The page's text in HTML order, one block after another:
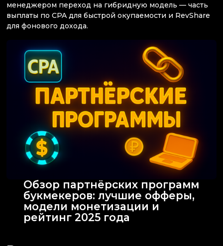
менеджером переход на гибридную модель — часть
выплаты по CPA для быстрой окупаемости и RevShare
для фонового дохода.
Обзор партнёрских программ
букмекеров: лучшие офферы,
модели монетизации и
рейтинг 2025 года